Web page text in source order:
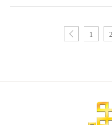
1 2